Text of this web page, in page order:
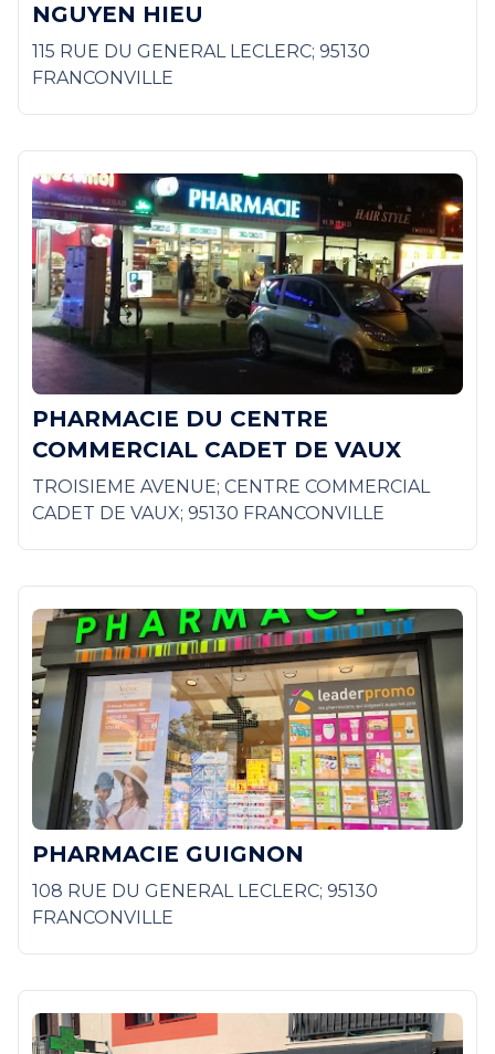
NGUYEN HIEU
115 RUE DU GENERAL LECLERC; 95130
FRANCONVILLE
PHARMACIE DU CENTRE
COMMERCIAL CADET DE VAUX
TROISIEME AVENUE; CENTRE COMMERCIAL
CADET DE VAUX; 95130 FRANCONVILLE
PHARMACIE GUIGNON
108 RUE DU GENERAL LECLERC; 95130
FRANCONVILLE